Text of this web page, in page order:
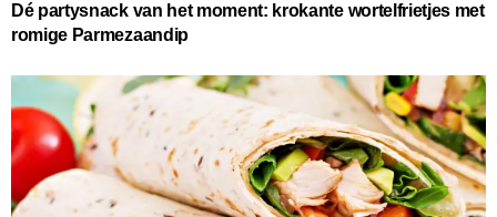
Dé partysnack van het moment: krokante wortelfrietjes met
romige Parmezaandip